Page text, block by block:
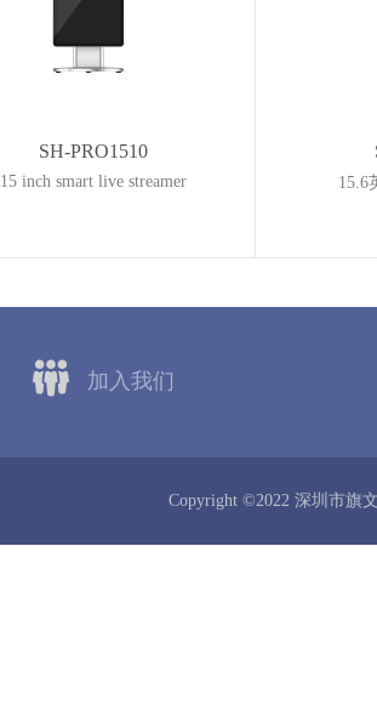
SH-PRO1510
15 inch smart live streamer 15.6
加入我们
Copyright ©2022 深圳市旗